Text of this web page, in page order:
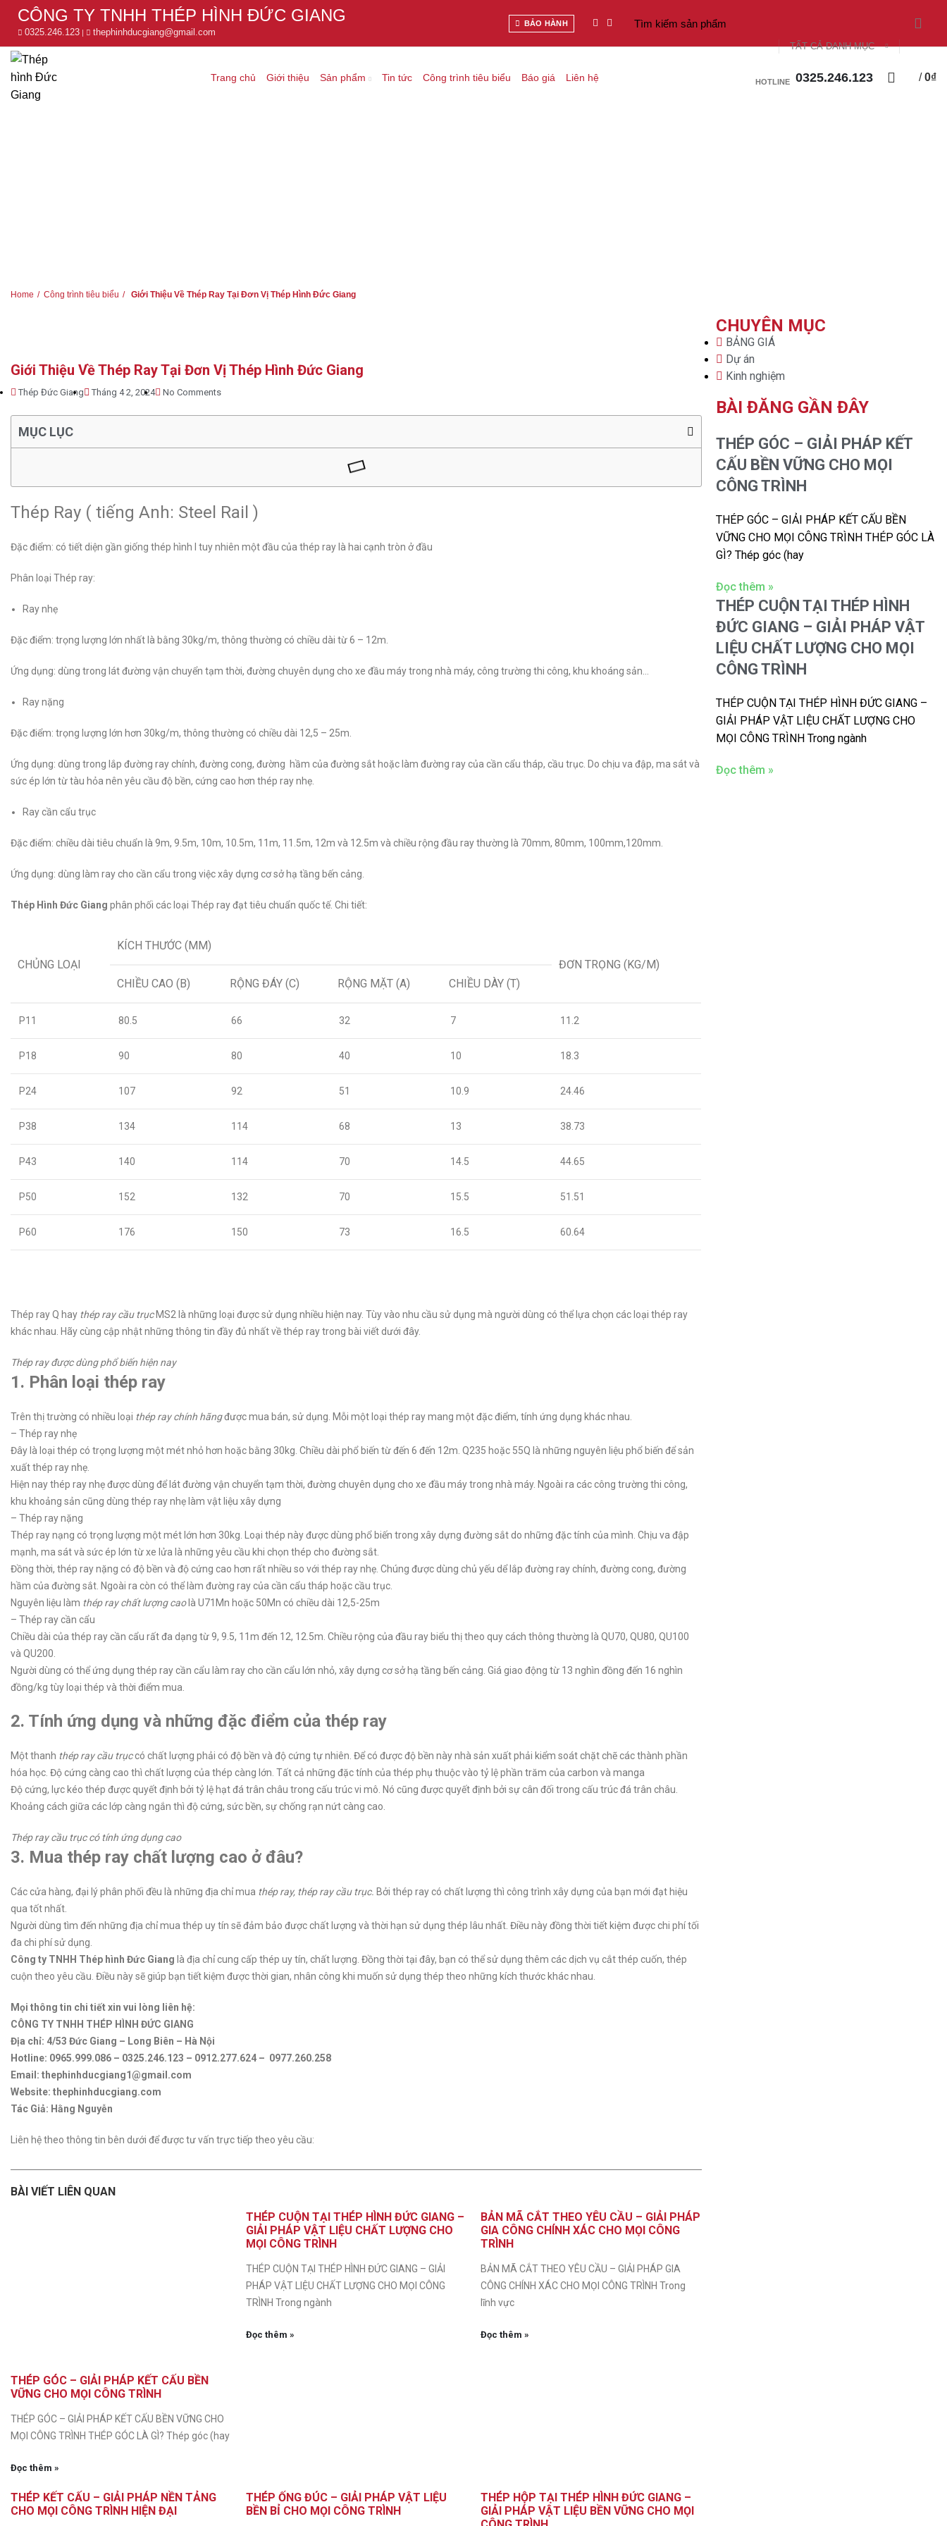
CÔNG TY TNHH THÉP HÌNH ĐỨC GIANG
0325.246.123 | thephinhducgiang@gmail.com
BẢO HÀNH
TẤT CẢ DANH MỤC
Trang chủ Giới thiệu Sản phẩm Tin tức Công trình tiêu biểu Báo giá Liên hệ HOTLINE 0325.246.123 / 0₫
Home Công trình tiêu biểu Giới Thiệu Về Thép Ray Tại Đơn Vị Thép Hình Đức Giang
Giới Thiệu Về Thép Ray Tại Đơn Vị Thép Hình Đức Giang
Thép Đức Giang Tháng 4 2, 2024 No Comments
MỤC LỤC
Thép Ray ( tiếng Anh: Steel Rail )
Đặc điểm: có tiết diện gần giống thép hình I tuy nhiên một đầu của thép ray là hai cạnh tròn ở đầu
Phân loại Thép ray:
Ray nhẹ
Đặc điểm: trọng lượng lớn nhất là bằng 30kg/m, thông thường có chiều dài từ 6 – 12m.
Ứng dụng: dùng trong lát đường vận chuyển tạm thời, đường chuyên dụng cho xe đầu máy trong nhà máy, công trường thi công, khu khoáng sản…
Ray nặng
Đặc điểm: trọng lượng lớn hơn 30kg/m, thông thường có chiều dài 12,5 – 25m.
Ứng dụng: dùng trong lắp đường ray chính, đường cong, đường hầm của đường sắt hoặc làm đường ray của cần cẩu tháp, cầu trục. Do chịu va đập, ma sát và
sức ép lớn từ tàu hỏa nên yêu cầu độ bền, cứng cao hơn thép ray nhẹ.
Ray cần cẩu trục
Đặc điểm: chiều dài tiêu chuẩn là 9m, 9.5m, 10m, 10.5m, 11m, 11.5m, 12m và 12.5m và chiều rộng đầu ray thường là 70mm, 80mm, 100mm,120mm.
Ứng dụng: dùng làm ray cho cần cẩu trong việc xây dựng cơ sở hạ tầng bến cảng.
Thép Hình Đức Giang phân phối các loại Thép ray đạt tiêu chuẩn quốc tế. Chi tiết:
CHỦNG LOẠI
KÍCH THƯỚC (MM)
ĐƠN TRỌNG (KG/M)
CHIỀU CAO (B)
RỘNG ĐÁY (C) RỘNG MẶT (A) CHIỀU DÀY (T)
P11 80.5 66 32 7 11.2
P18 90 80 40 10 18.3
P24 107 92 51 10.9 24.46
P38 134 114 68 13 38.73
P43 140 114 70 14.5 44.65
P50 152 132 70 15.5 51.51
P60 176 150 73 16.5 60.64
Thép ray Q hay thép ray cầu trụcMS2 là những loại được sử dụng nhiều hiện nay. Tùy vào nhu cầu sử dụng mà người dùng có thể lựa chọn các loại thép ray
khác nhau. Hãy cùng cập nhật những thông tin đầy đủ nhất về thép ray trong bài viết dưới đây.
Thép ray được dùng phổ biến hiện nay
1. Phân loại thép ray
Trên thị trường có nhiều loại thép raychính hãngđược mua bán, sử dụng. Mỗi một loại thép ray mang một đặc điểm, tính ứng dụng khác nhau.
– Thép ray nhẹ
Đây là loại thép có trọng lượng một mét nhỏ hơn hoặc bằng 30kg. Chiều dài phổ biến từ đến 6 đến 12m. Q235 hoặc 55Q là những nguyên liệu phổ biến để sản
xuất thép ray nhẹ.
Hiện nay thép ray nhẹ được dùng để lát đường vận chuyển tạm thời, đường chuyên dụng cho xe đầu máy trong nhà máy. Ngoài ra các công trường thi công,
khu khoảng sản cũng dùng thép ray nhẹ làm vật liệu xây dựng
– Thép ray nặng
Thép ray nạng có trọng lượng một mét lớn hơn 30kg. Loại thép này được dùng phổ biến trong xây dựng đường sắt do những đặc tính của mình. Chịu va đập
mạnh, ma sát và sức ép lớn từ xe lửa là những yêu cầu khi chọn thép cho đường sắt.
Đồng thời, thép ray nặng có độ bền và độ cứng cao hơn rất nhiều so với thép ray nhẹ. Chúng được dùng chủ yếu dể lắp đường ray chính, đường cong, đường
hầm của đường sắt. Ngoài ra còn có thể làm đường ray của cần cẩu tháp hoặc cầu trục.
Nguyên liệu làm thép ray chất lượng cao là U71Mn hoặc 50Mn có chiều dài 12,5-25m
– Thép ray cần cẩu
Chiều dài của thép ray cần cẩu rất đa dạng từ 9, 9.5, 11m đến 12, 12.5m. Chiều rộng của đầu ray biểu thị theo quy cách thông thường là QU70, QU80, QU100
và QU200.
Người dùng có thể ứng dụng thép ray cần cẩu làm ray cho cần cẩu lớn nhỏ, xây dựng cơ sở hạ tầng bến cảng. Giá giao động từ 13 nghìn đồng đến 16 nghìn
đồng/kg tùy loại thép và thời điểm mua.
2. Tính ứng dụng và những đặc điểm của thép ray
Một thanh thép ray cầu trụccó chất lượng phải có độ bền và độ cứng tự nhiên. Để có được độ bền này nhà sản xuất phải kiểm soát chặt chẽ các thành phần
hóa học. Độ cứng càng cao thì chất lượng của thép càng lớn. Tất cả những đặc tính của thép phụ thuộc vào tỷ lệ phần trăm của carbon và manga
Độ cứng, lực kéo thép được quyết định bởi tỷ lệ hạt đá trân châu trong cấu trúc vi mô. Nó cũng được quyết định bởi sự cân đối trong cấu trúc đá trân châu.
Khoảng cách giữa các lớp càng ngắn thì độ cứng, sức bền, sự chống rạn nứt càng cao.
Thép ray cầu trục có tính ứng dụng cao
3. Mua thép ray chất lượng cao ở đâu?
Các cửa hàng, đại lý phân phối đều là những địa chỉ mua thép ray, thép ray cầu trục. Bởi thép ray có chất lượng thì công trình xây dựng của bạn mới đạt hiệu
qua tốt nhất.
Người dùng tìm đến những địa chỉ mua thép uy tín sẽ đảm bảo được chất lượng và thời hạn sử dụng thép lâu nhất. Điều này đồng thời tiết kiệm được chi phí tối
đa chi phí sử dụng.
Công ty TNHH Thép hình Đức Giang là địa chỉ cung cấp thép uy tín, chất lượng. Đồng thời tại đây, bạn có thể sử dụng thêm các dịch vụ cắt thép cuốn, thép
cuộn theo yêu cầu. Điều này sẽ giúp bạn tiết kiệm được thời gian, nhân công khi muốn sử dụng thép theo những kích thước khác nhau.
Mọi thông tin chi tiết xin vui lòng liên hệ:
CÔNG TY TNHH THÉP HÌNH ĐỨC GIANG
Địa chỉ: 4/53 Đức Giang – Long Biên – Hà Nội
Hotline: 0965.999.086 – 0325.246.123 – 0912.277.624 – 0977.260.258
Email: thephinhducgiang1@gmail.com
Website: thephinhducgiang.com
Tác Giả: Hằng Nguyễn
Liên hệ theo thông tin bên dưới để được tư vấn trực tiếp theo yêu cầu:
BÀI VIẾT LIÊN QUAN
THÉP GÓC – GIẢI PHÁP KẾT CẤU BỀN
VỮNG CHO MỌI CÔNG TRÌNH
THÉP GÓC – GIẢI PHÁP KẾT CẤU BỀN VỮNG CHO
MỌI CÔNG TRÌNH THÉP GÓC LÀ GÌ? Thép góc (hay
Đọc thêm »
THÉP CUỘN TẠI THÉP HÌNH ĐỨC GIANG –
GIẢI PHÁP VẬT LIỆU CHẤT LƯỢNG CHO
MỌI CÔNG TRÌNH
THÉP CUỘN TẠI THÉP HÌNH ĐỨC GIANG – GIẢI
PHÁP VẬT LIỆU CHẤT LƯỢNG CHO MỌI CÔNG
TRÌNH Trong ngành
Đọc thêm »
BẢN MÃ CẮT THEO YÊU CẦU – GIẢI PHÁP
GIA CÔNG CHÍNH XÁC CHO MỌI CÔNG
TRÌNH
BẢN MÃ CẮT THEO YÊU CẦU – GIẢI PHÁP GIA
CÔNG CHÍNH XÁC CHO MỌI CÔNG TRÌNH Trong
lĩnh vực
Đọc thêm »
THÉP KẾT CẤU – GIẢI PHÁP NỀN TẢNG
CHO MỌI CÔNG TRÌNH HIỆN ĐẠI
THÉP ỐNG ĐÚC – GIẢI PHÁP VẬT LIỆU
BỀN BỈ CHO MỌI CÔNG TRÌNH
THÉP HỘP TẠI THÉP HÌNH ĐỨC GIANG –
GIẢI PHÁP VẬT LIỆU BỀN VỮNG CHO MỌI
CHUYÊN MỤC
BẢNG GIÁ
Dự án
Kinh nghiệm
BÀI ĐĂNG GẦN ĐÂY
THÉP GÓC – GIẢI PHÁP KẾT
CẤU BỀN VỮNG CHO MỌI
CÔNG TRÌNH
THÉP GÓC – GIẢI PHÁP KẾT CẤU BỀN
VỮNG CHO MỌI CÔNG TRÌNH THÉP GÓC LÀ
GÌ? Thép góc (hay
Đọc thêm »
THÉP CUỘN TẠI THÉP HÌNH
ĐỨC GIANG – GIẢI PHÁP VẬT
LIỆU CHẤT LƯỢNG CHO MỌI
CÔNG TRÌNH
THÉP CUỘN TẠI THÉP HÌNH ĐỨC GIANG –
GIẢI PHÁP VẬT LIỆU CHẤT LƯỢNG CHO
MỌI CÔNG TRÌNH Trong ngành
Đọc thêm »